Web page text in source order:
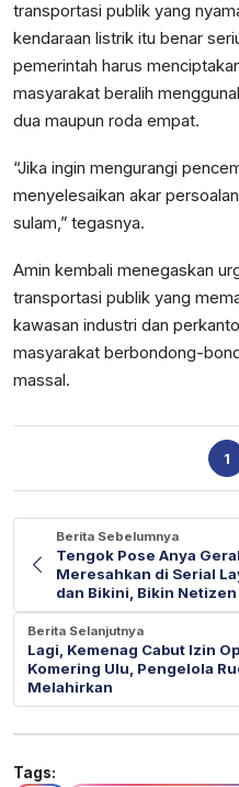
transportasi publik yang
kendaraan listrik itu benar
pemerintah harus
masyarakat beralih
dua maupun roda empat.
“Jika ingin mengurangi
menyelesaikan akar
sulam,” tegasnya.
Amin kembali menegaskan
transportasi publik yang
kawasan industri dan
masyarakat berbondong-
massal.
1
Berita Sebelumnya
Tengok Pose Anya
Meresahkan di Serial
dan Bikini, Bikin Netizen
Berita Selanjutnya
Lagi, Kemenag Cabut Izin
Komering Ulu, Pengelola
Melahirkan
Tags: